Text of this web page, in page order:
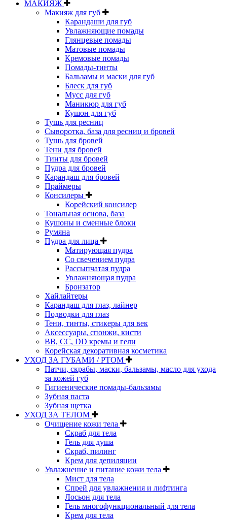
МАКИЯЖ
Макияж для губ
Карандаши для губ
Увлажняющие помады
Глянцевые помады
Матовые помады
Кремовые помады
Помады-тинты
Бальзамы и маски для губ
Блеск для губ
Мусс для губ
Маникюр для губ
Кушон для губ
Тушь для ресниц
Сыворотка, база для ресниц и бровей
Тушь для бровей
Тени для бровей
Тинты для бровей
Пудра для бровей
Карандаш для бровей
Праймеры
Консилеры
Корейский консилер
Тональная основа, база
Кушоны и сменные блоки
Румяна
Пудра для лица
Матирующая пудра
Со свечением пудра
Рассыпчатая пудра
Увлажняющая пудра
Бронзатор
Хайлайтеры
Карандаш для глаз, лайнер
Подводки для глаз
Тени, тинты, стикеры для век
Аксессуары, спонжи, кисти
BB, CC, DD кремы и гели
Корейская декоративная косметика
УХОД ЗА ГУБАМИ / РТОМ
Патчи, скрабы, маски, бальзамы, масло для ухода
за кожей губ
Гигиенические помады-бальзамы
Зубная паста
Зубная щетка
УХОД ЗА ТЕЛОМ
Очищение кожи тела
Скраб для тела
Гель для душа
Скраб, пилинг
Крем для депиляции
Увлажнение и питание кожи тела
Мист для тела
Спрей для увлажнения и лифтинга
Лосьон для тела
Гель многофункциональный для тела
Крем для тела